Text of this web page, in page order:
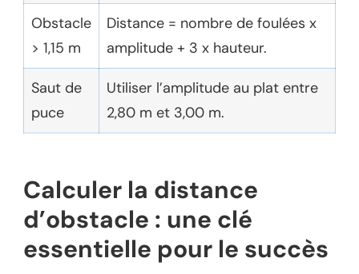
Obstacle
> 1,15 m
Distance = nombre de foulées x
amplitude + 3 x hauteur.
Saut de
puce
Utiliser l’amplitude au plat entre
2,80 m et 3,00 m.
Calculer la distance
d’obstacle : une clé
essentielle pour le succès